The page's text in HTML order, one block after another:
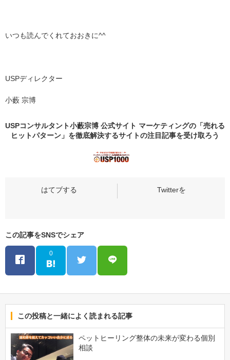
いつも読んでくれておおきに^^
USPディレクター
小藪 宗博
USPコンサルタント小藪宗博 公式サイト マーケティングの「売れる
ヒットパターン」を徹底解決するサイトの注目記事を受け取ろう
この記事をSNSでシェア
0
この投稿と一緒によく読まれる記事
ペットヒーリング整体の未来が変わる個別
相談